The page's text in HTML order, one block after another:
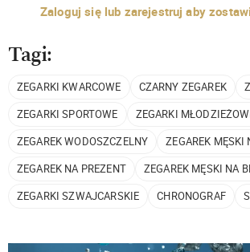
Zaloguj się lub zarejestruj aby
Tagi:
ZEGARKI KWARCOWE CZARNY ZEGAREK
ZEGARKI SPORTOWE
ZEGARKI
ZEGAREK WODOSZCZELNY
ZEGAREK MĘSKI
ZEGAREK NA PREZENT
ZEGAREK MĘSKI NA
ZEGARKI SZWAJCARSKIE
CHRONOGRAF